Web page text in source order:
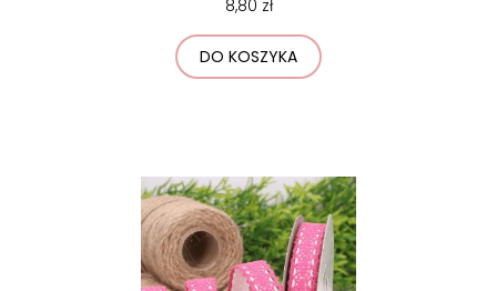
8,80 zł
DO KOSZYKA